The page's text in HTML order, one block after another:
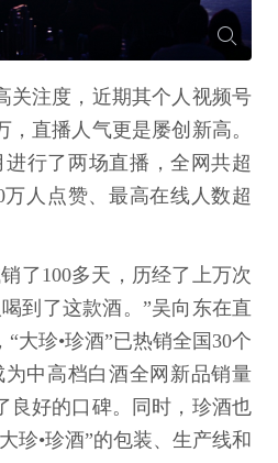
关注度，近期其个人视频号
直播人气更是屡创新高。
行了两场直播，全网共超
万人点赞、最高在线人数超
了100多天，历经了上万次
到了这款酒。”吴向东在直
大珍•珍酒”已热销全国30个
为中高档白酒全网新品销量
良好的口碑。同时，珍酒也
珍•珍酒”的包装、生产线和